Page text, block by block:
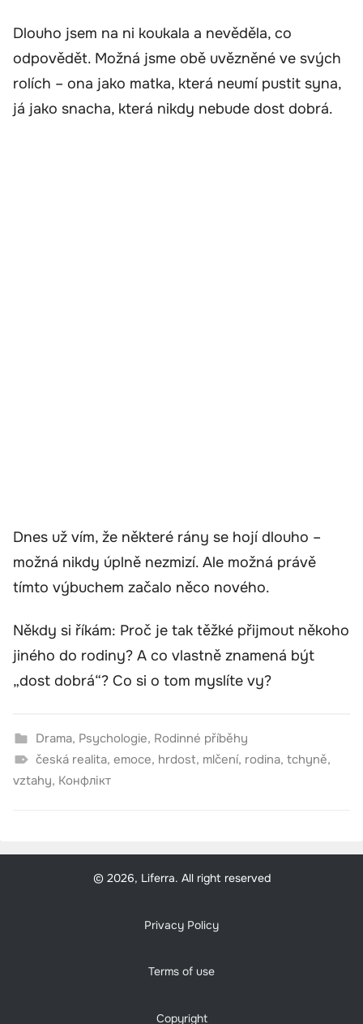
Dlouho jsem na ni koukala a nevěděla, co
odpovědět. Možná jsme obě uvězněné ve svých
rolích – ona jako matka, která neumí pustit syna,
já jako snacha, která nikdy nebude dost dobrá.
Dnes už vím, že některé rány se hojí dlouho –
možná nikdy úplně nezmizí. Ale možná právě
tímto výbuchem začalo něco nového.
Někdy si říkám: Proč je tak těžké přijmout někoho
jiného do rodiny? A co vlastně znamená být
„dost dobrá“? Co si o tom myslíte vy?
Drama, Psychologie, Rodinné příběhy
česká realita, emoce, hrdost, mlčení, rodina, tchyně,
vztahy, Конфлікт
© 2026, Liferra. All right reserved
Privacy Policy
Terms of use
Copyright